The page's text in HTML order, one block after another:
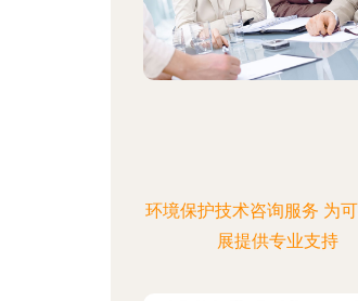
环境保护技术咨询服务 为
展提供专业支持